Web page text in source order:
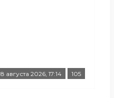
8 августа 2026, 17:14 105